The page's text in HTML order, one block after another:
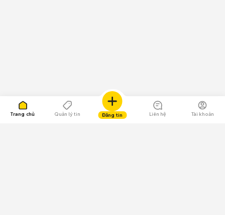
Trang chủ Quản lý tin Đăng tin Liên hệ Tài khoản